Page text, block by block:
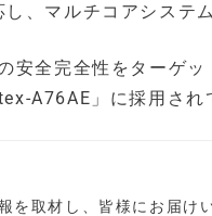
、マルチコアシステ
安全完全性をターゲ
A76AE」に採用され
を取材し、皆様にお届け